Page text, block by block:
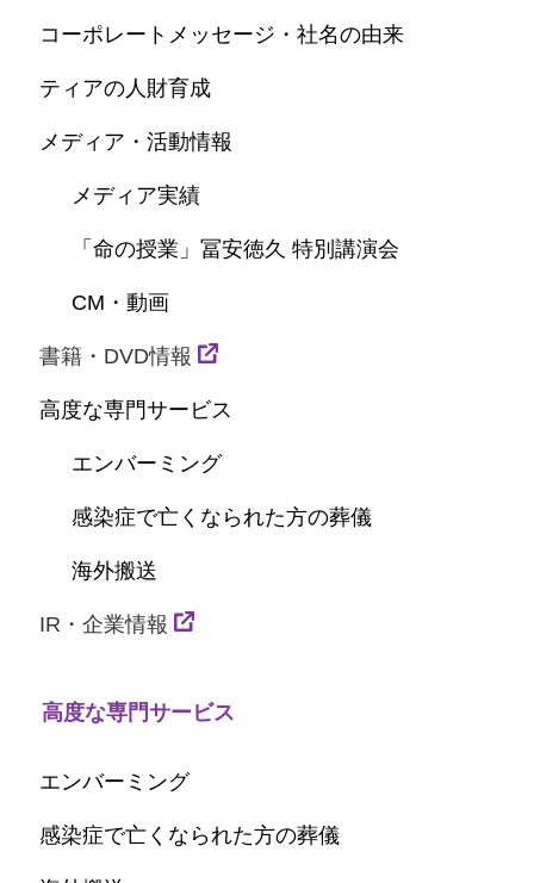
コーポレートメッセージ・社名の由来
ティアの人財育成
メディア・活動情報
メディア実績
「命の授業」冨安徳久 特別講演会
CM・動画
書籍・DVD情報
高度な専門サービス
エンバーミング
感染症で亡くなられた方の葬儀
海外搬送
IR・企業情報
高度な専門サービス
エンバーミング
感染症で亡くなられた方の葬儀